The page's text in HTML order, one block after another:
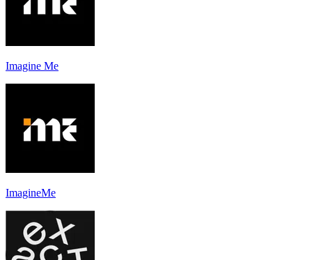
Imagine Me
ImagineMe